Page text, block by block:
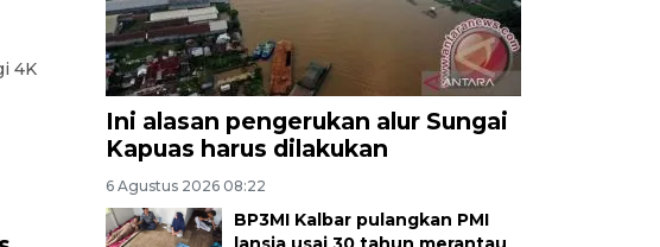
4K
Ini alasan pengerukan alur Sungai
Kapuas harus dilakukan
6 Agustus 2026 08:22
BP3MI Kalbar pulangkan PMI